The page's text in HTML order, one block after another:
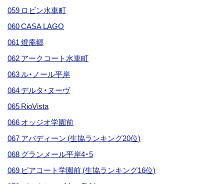
059 ロビン水車町
060 CASA LAGO
061 燈庵郷
062 アークコート水車町
063 ル・ノール平岸
064 デルタ・ヌーヴ
065 RioVista
066 オッジオ学園前
067 アバディーン (生協ランキング20位)
068 グランメール平岸4・5
069 ピアコート学園前 (生協ランキング16位)